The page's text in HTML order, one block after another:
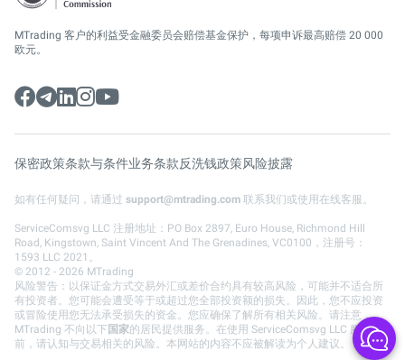
MTrading 客户的利益受金融委员会赔偿基金保护，每项申诉最高赔偿 20 000
欧元。
保密政策条款与条件业务条款反洗钱政策风险披露
如有任何疑问，请通过 support@mtrading.com 联系我们或使用在线客服。
ServiceComsvg LLC 注册地址：PO Box 2897, Euro House, Richmond Hill
Road, Kingstown, Saint Vincent And The Grenadines, VC0100，注册号：
1593 LLC 2021。
© 2012 - 2026 MTrading
风险警告：以保证金方式交易外汇或差价合约具有较高风险，可能并不适合所
有投资者。您可能会遭受等于或超过您全部投资额的损失。因此，您不应投资
或冒险使用您无法承受损失的资金。您应确保了解所有相关风险。请注意，
MTrading 不向以下国家的居民提供服务。在使用 ServiceComsvg LLC 服务之
前，请认知与交易相关的风险。本网站的内容不应被解读为个人建议。